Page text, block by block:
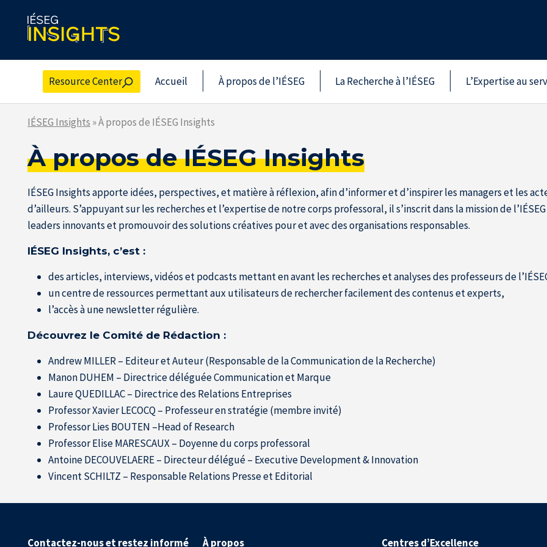
Resource Center Accueil À propos de l’IÉSEG La Recherche à l’IÉSEG L’Expertise au
content
IÉSEG Insights »À propos de IÉSEG Insights
À propos de IÉSEG Insights
IÉSEG Insights apporte idées, perspectives, et matière à réflexion, afin d’informer et d’inspirer les managers et les
d’ailleurs. S’appuyant sur les recherches et l’expertise de notre corps professoral, il s’inscrit dans la mission de
leaders innovants et promouvoir des solutions créatives pour et avec des organisations responsables.
IÉSEG Insights, c’est :
des articles, interviews, vidéos et podcasts mettant en avant les recherches et analyses des professeurs de
un centre de ressources permettant aux utilisateurs de rechercher facilement des contenus et experts,
l’accès à une newsletter régulière.
Découvrez le Comité de Rédaction :
Andrew MILLER – Editeur et Auteur (Responsable de la Communication de la Recherche)
Manon DUHEM – Directrice déléguée Communication et Marque
Laure QUEDILLAC – Directrice des Relations Entreprises
Professor Xavier LECOCQ – Professeur en stratégie (membre invité)
Professor Lies BOUTEN –Head of Research
Professor Elise MARESCAUX – Doyenne du corps professoral
Antoine DECOUVELAERE – Directeur délégué – Executive Development & Innovation
Vincent SCHILTZ – Responsable Relations Presse et Editorial
Contactez-nous et restez informé À propos Centres d’Excellence